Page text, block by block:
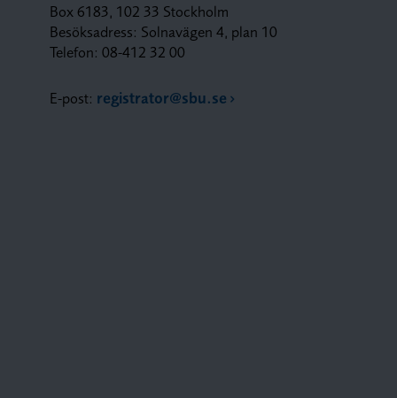
Box 6183, 102 33 Stockholm
Besöksadress: Solnavägen 4, plan 10
Telefon: 08-412 32 00
E-post: registrator@sbu.se